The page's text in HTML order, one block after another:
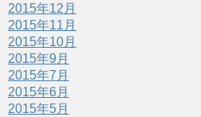
2015年12月
2015年11月
2015年10月
2015年9月
2015年7月
2015年6月
2015年5月